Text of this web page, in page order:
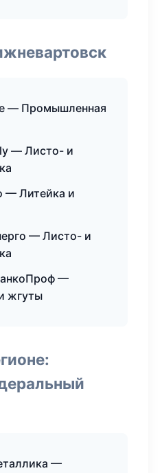
— Промышленная
— Листо- и
— Литейка и
— Листо- и
—
жгуты
—